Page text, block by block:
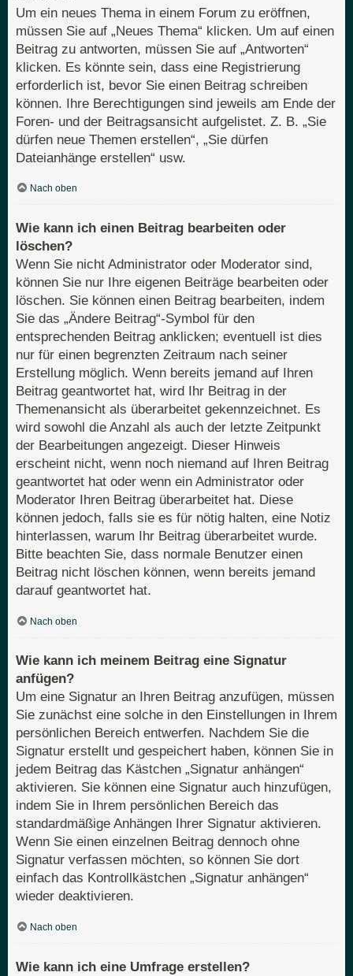
Um ein neues Thema in einem Forum zu eröffnen,
müssen Sie auf „Neues Thema“ klicken. Um auf einen
Beitrag zu antworten, müssen Sie auf „Antworten“
klicken. Es könnte sein, dass eine Registrierung
erforderlich ist, bevor Sie einen Beitrag schreiben
können. Ihre Berechtigungen sind jeweils am Ende der
Foren- und der Beitragsansicht aufgelistet. Z. B. „Sie
dürfen neue Themen erstellen“, „Sie dürfen
Dateianhänge erstellen“ usw.
Nach oben
Wie kann ich einen Beitrag bearbeiten oder
löschen?
Wenn Sie nicht Administrator oder Moderator sind,
können Sie nur Ihre eigenen Beiträge bearbeiten oder
löschen. Sie können einen Beitrag bearbeiten, indem
Sie das „Ändere Beitrag“-Symbol für den
entsprechenden Beitrag anklicken; eventuell ist dies
nur für einen begrenzten Zeitraum nach seiner
Erstellung möglich. Wenn bereits jemand auf Ihren
Beitrag geantwortet hat, wird Ihr Beitrag in der
Themenansicht als überarbeitet gekennzeichnet. Es
wird sowohl die Anzahl als auch der letzte Zeitpunkt
der Bearbeitungen angezeigt. Dieser Hinweis
erscheint nicht, wenn noch niemand auf Ihren Beitrag
geantwortet hat oder wenn ein Administrator oder
Moderator Ihren Beitrag überarbeitet hat. Diese
können jedoch, falls sie es für nötig halten, eine Notiz
hinterlassen, warum Ihr Beitrag überarbeitet wurde.
Bitte beachten Sie, dass normale Benutzer einen
Beitrag nicht löschen können, wenn bereits jemand
darauf geantwortet hat.
Nach oben
Wie kann ich meinem Beitrag eine Signatur
anfügen?
Um eine Signatur an Ihren Beitrag anzufügen, müssen
Sie zunächst eine solche in den Einstellungen in Ihrem
persönlichen Bereich entwerfen. Nachdem Sie die
Signatur erstellt und gespeichert haben, können Sie in
jedem Beitrag das Kästchen „Signatur anhängen“
aktivieren. Sie können eine Signatur auch hinzufügen,
indem Sie in Ihrem persönlichen Bereich das
standardmäßige Anhängen Ihrer Signatur aktivieren.
Wenn Sie einen einzelnen Beitrag dennoch ohne
Signatur verfassen möchten, so können Sie dort
einfach das Kontrollkästchen „Signatur anhängen“
wieder deaktivieren.
Nach oben
Wie kann ich eine Umfrage erstellen?